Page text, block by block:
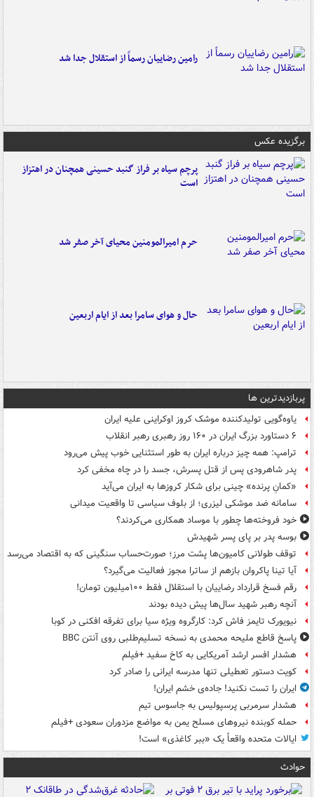
رامین رضاییان رسماً از استقلال جدا شد
برگزیده عکس
پرچم سیاه بر فراز گنبد حسینی همچنان در اهتزاز
است
حرم امیرالمومنین محیای آخر صفر شد
حال و هوای سامرا بعد از ایام اربعین
پربازدیدترین ها
یاوه‌گویی تولیدکننده موشک کروز اوکراینی علیه ایران
۶ دستاورد بزرگ ایران در ۱۶۰ روز رهبری رهبر انقلاب
ترامپ: همه چیز درباره ایران به طور استثنایی خوب پیش می‌رود
پدر شاهرودی پس از قتل پسرش، جسد را در چاه مخفی کرد
«کمانِ پرنده» چینی برای شکار کروزها به ایران می‌آید
سامانه ضد موشکی لیزری؛ از بلوف سیاسی تا واقعیت میدانی
خود فروخته‌ها چطور با موساد همکاری می‌کردند؟
بوسه‌ پدر بر پای پسر شهیدش
توقف طولانی کامیون‌ها پشت مرز؛ صورت‌حساب سنگینی که به اقتصاد می‌رسد
آیا تینا پاکروان بازهم از ساترا مجوز فعالیت می‌گیرد؟
رقم فسخ قرارداد رضاییان با استقلال فقط ۱۰۰میلیون تومان!
آنچه رهبر شهید سال‌ها پیش دیده بودند
نیویورک تایمز فاش کرد: کارگروه ویژه سیا برای تفرقه افکنی در کوبا
پاسخ قاطع ملیحه محمدی به نسخه تسلیم‌طلبی روی آنتن BBC
هشدار افسر ارشد آمریکایی به کاخ سفید +فیلم
کویت دستور تعطیلی تنها مدرسه ایرانی را صادر کرد
ایران را تست نکنید! جاده‌ی خشم ایران!
هشدار سرمربی پرسپولیس به جاسوس تیم
حمله کوبنده نیروهای مسلح یمن به مواضع مزدوران سعودی +فیلم
ایالات متحده واقعاً یک «ببر کاغذی» است!
حوادث